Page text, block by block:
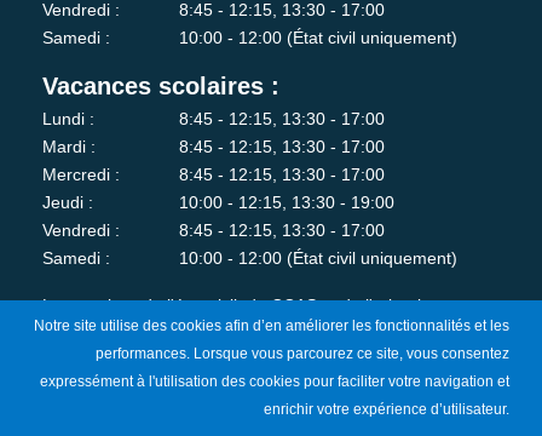
Vendredi :
8:45 - 12:15, 13:30 - 17:00
Samedi :
10:00 - 12:00 (État civil uniquement)
Vacances scolaires :
Lundi :
8:45 - 12:15, 13:30 - 17:00
Mardi :
8:45 - 12:15, 13:30 - 17:00
Mercredi :
8:45 - 12:15, 13:30 - 17:00
Jeudi :
10:00 - 12:15, 13:30 - 19:00
Vendredi :
8:45 - 12:15, 13:30 - 17:00
Samedi :
10:00 - 12:00 (État civil uniquement)
Les services de l'état-civil, du CCAS et de l'urbanisme sont
fermés au public le lundi matin.
Je m'abonne à la newsletter
Notre site utilise des cookies afin d’en améliorer les fonctionnalités et les
performances. Lorsque vous parcourez ce site, vous consentez
expressément à l'utilisation des cookies pour faciliter votre navigation et
enrichir votre expérience d’utilisateur.